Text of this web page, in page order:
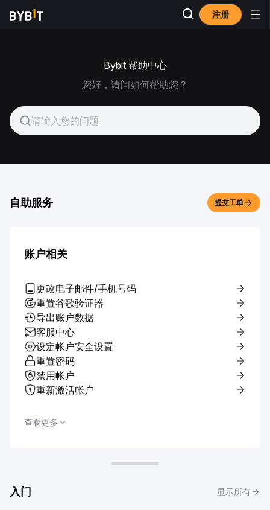
注册
Bybit 帮助中心
您好，请问如何帮助您？
自助服务 提交工单
账户相关
更改电子邮件/手机号码
重置谷歌验证器
导出账户数据
客服中心
设定帐户安全设置
重置密码
禁用帐户
重新激活帐户
查看更多
入门 显示所有